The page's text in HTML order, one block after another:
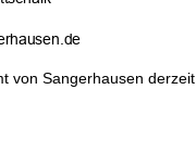
von Sangerhausen